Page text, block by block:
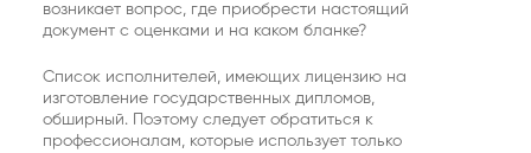
возникает вопрос, где приобрести настоящий
документ с оценками и на каком бланке?
Список исполнителей, имеющих лицензию на
изготовление государственных дипломов,
обширный. Поэтому следует обратиться к
профессионалам, которые использует только